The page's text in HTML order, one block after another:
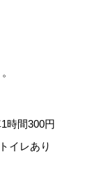
時間300円
イレあり